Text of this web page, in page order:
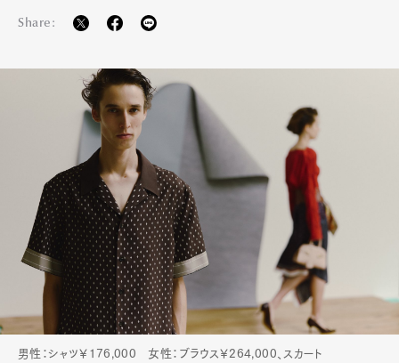
Pen Meet
Pen international Pen tw
Share:
男性：シャツ￥176,000 女性：ブラウス￥264,000、スカート